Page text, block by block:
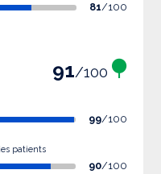
81/100
91/100
99/100
patients
90/100